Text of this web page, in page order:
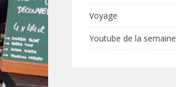
Voyage
Youtube de la semaine